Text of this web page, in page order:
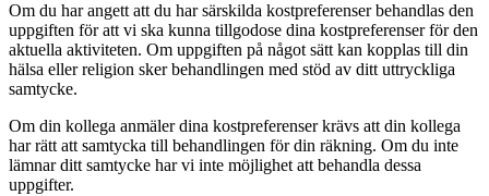
Om du har angett att du har särskilda kostpreferenser behandlas den
uppgiften för att vi ska kunna tillgodose dina kostpreferenser för den
aktuella aktiviteten. Om uppgiften på något sätt kan kopplas till din
hälsa eller religion sker behandlingen med stöd av ditt uttryckliga
samtycke.
Om din kollega anmäler dina kostpreferenser krävs att din kollega
har rätt att samtycka till behandlingen för din räkning. Om du inte
lämnar ditt samtycke har vi inte möjlighet att behandla dessa
uppgifter.